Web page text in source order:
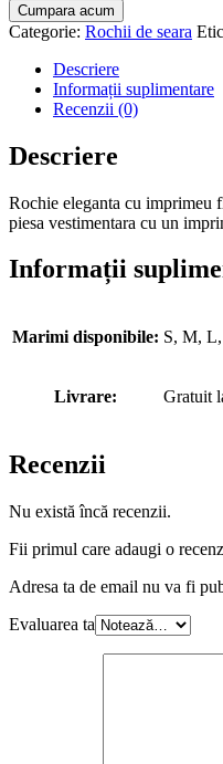
Cumpara acum
Categorie: Rochii de seara
Descriere
Informații suplimentare
Recenzii (0)
Descriere
Rochie eleganta cu imprimeu
piesa vestimentara cu un
Informații
Marimi disponibile: S, M,
Livrare: Gratuit
Recenzii
Nu există încă recenzii.
Fii primul care adaugi o
Adresa ta de email nu va fi
Evaluarea ta